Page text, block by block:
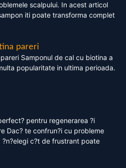
scalpului. In acest articol
iti poate transforma complet
pareri
Samponul de cal cu biotina a
popularitate in ultima perioada.
pentru regenerarea ?i
Dac? te confrun?i cu probleme
c?t de frustrant poate